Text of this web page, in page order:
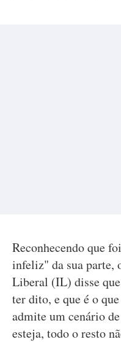
Reconhecendo que
infeliz" da sua
Liberal (IL) disse
ter dito, e que é o
admite um cenário
esteja, todo o resto